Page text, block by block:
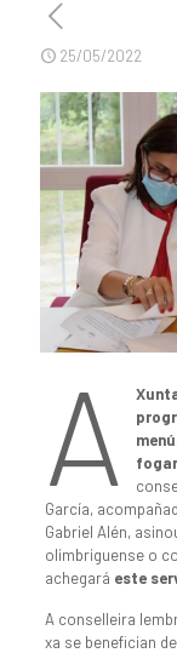
25/05/2022
A
García,
Gabriel Alén,
olimbriguense o
achegará este
A conselleira
xa se benefician